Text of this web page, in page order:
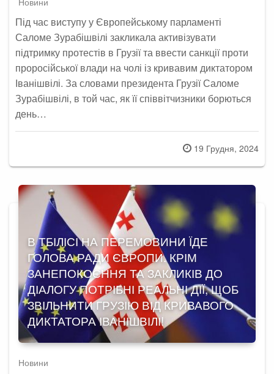
Під час виступу у Європейському парламенті
Саломе Зурабішвілі закликала активізувати
підтримку протестів в Грузії та ввести санкції проти
проросійської влади на чолі із кривавим диктатором
Іванішвілі. За словами президента Грузії Саломе
Зурабішвілі, в той час, як її співвітчизники борються
день…
Posted
on
19 Грудня, 2024
В ТБІЛІСІ НА ПЕРЕМОВИНИ ЇДЕ
ГОЛОВА РАДИ ЄВРОПИ. КРІМ
ЗАНЕПОКОЄННЯ ТА ЗАКЛИКІВ ДО
ДІАЛОГУ ПОТРІБНІ РЕАЛЬНІ ДІЇ, ЩОБ
ЗВІЛЬНИТИ ГРУЗІЮ ВІД КРИВАВОГО
ДИКТАТОРА ІВАНІШВІЛІ!
Новини